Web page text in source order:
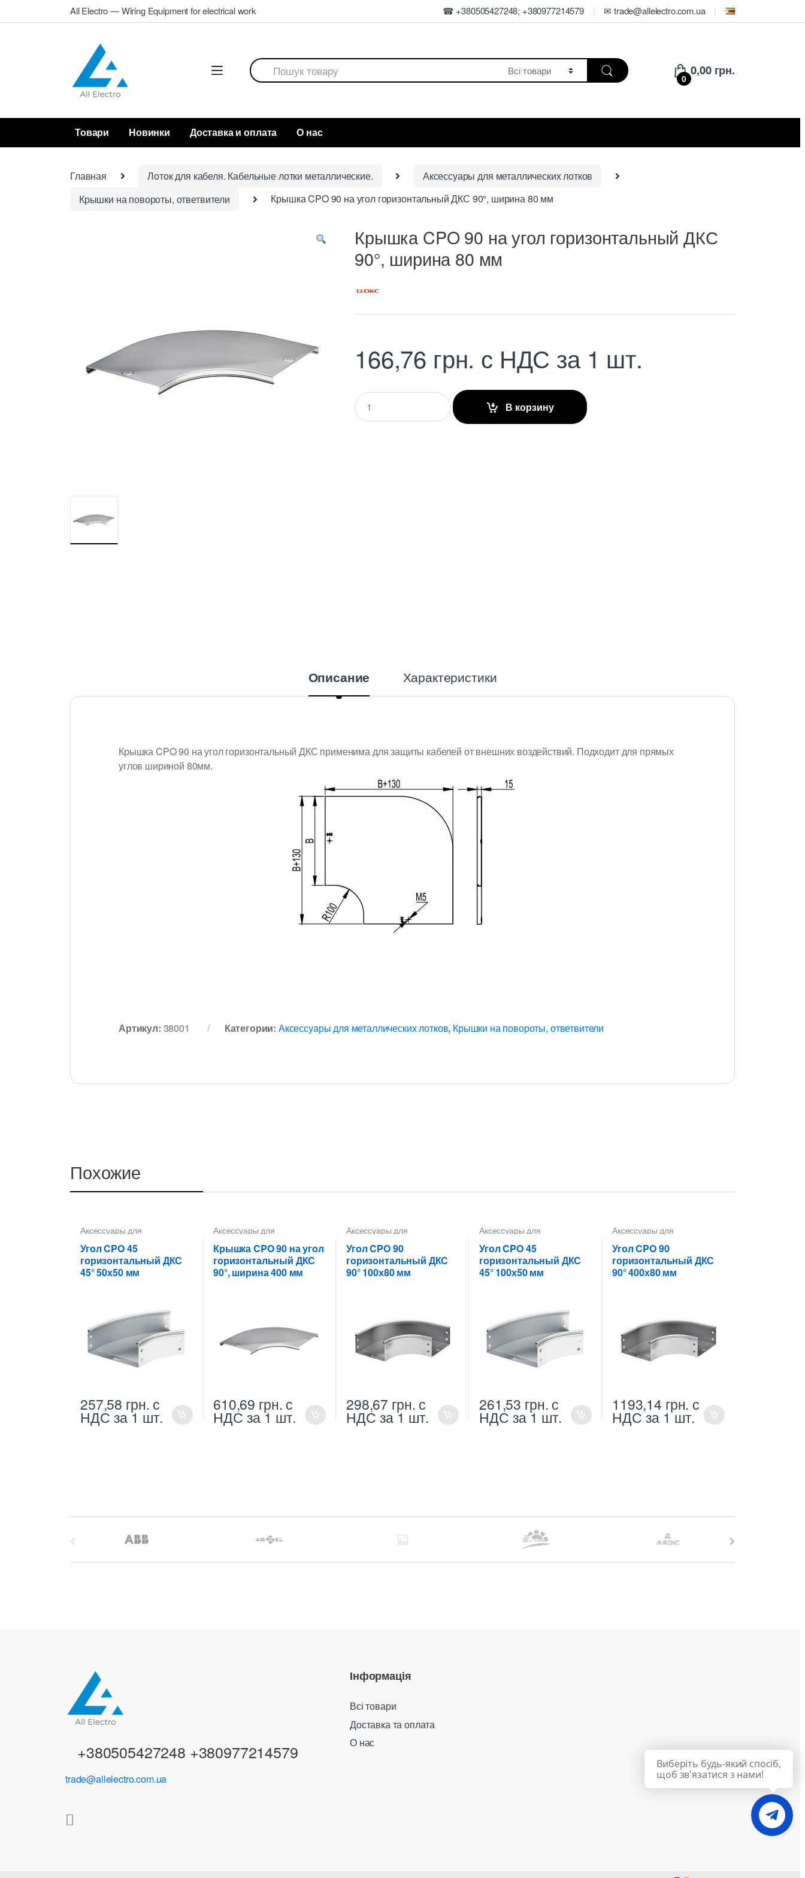
to
to
All Electro — Wiring Equipment for electrical work ☎ +380505427248; +380977214579 ✉ trade@allelectro.com.ua
Search
for:
0
0,00 грн.
Товари Новинки Доставка и оплата О нас
Главная Лоток для кабеля. Кабельные лотки металлические.
Аксессуары для металлических лотков
Крышки на повороты, ответвители
Крышка CPO 90 на угол горизонтальный ДКС 90°, ширина 80 мм
Крышка CPO 90 на угол горизонтальный ДКС
90°, ширина 80 мм
166,76 грн. с НДС за 1 шт.
Q
u
a
В корзину
Описание Характеристики
Крышка CPO 90 на угол горизонтальный ДКС применима для защиты кабелей от внешних воздействий. Подходит для прямых
углов шириной 80мм.
Артикул: 38001 Категории: Аксессуары для металлических лотков, Крышки на повороты, ответвители
Похожие
Аксессуары для
металлических лотков
для цельных,
перфорированных лотков
Угол CPO 45
горизонтальный ДКС
45° 50х50 мм
257,58 грн. с
НДС за 1 шт.
Аксессуары для
металлических лотков
Крышки на повороты,
ответвители
Крышка CPO 90 на угол
горизонтальный ДКС
90°, ширина 400 мм
610,69 грн. с
НДС за 1 шт.
Аксессуары для
металлических лотков
для цельных,
перфорированных лотков
Угол CPO 90
горизонтальный ДКС
90° 100х80 мм
298,67 грн. с
НДС за 1 шт.
Аксессуары для
металлических лотков
для цельных,
перфорированных лотков
Угол CPO 45
горизонтальный ДКС
45° 100х50 мм
261,53 грн. с
НДС за 1 шт.
Аксессуары для
металлических лотков
для цельных,
перфорированных лотков
Угол CPO 90
горизонтальный ДКС
90° 400х80 мм
1193,14 грн. с
НДС за 1 шт.
+380505427248 +380977214579
trade@allelectro.com.ua
Інформація
Всі товари
Доставка та оплата
О нас
Виберіть будь-який спосіб,
щоб зв'язатися з нами!